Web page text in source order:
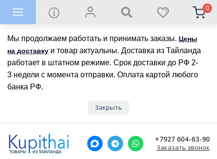
Мы продолжаем работать и принимать заказы. Цены
на доставку и товар актуальны. Доставка из Тайланда
работает в штатном режиме. Срок доставки до РФ 2-
3 недели с момента отправки. Оплата картой любого
банка РФ.
Закрыть
0
+7927 604-63-90
Заказать звонок